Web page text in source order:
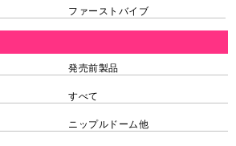
ファーストバイブ
発売前製品
すべて
ニップルドーム他